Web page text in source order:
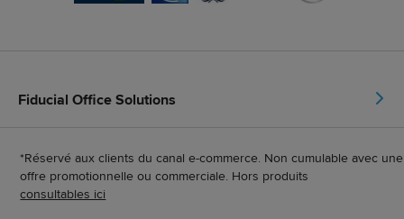
Fiducial Office Solutions
*Réservé aux clients du canal e-commerce. Non cumulable avec une
offre promotionnelle ou commerciale. Hors produits
consultables ici